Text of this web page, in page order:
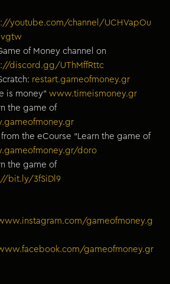
youtube.com/channel/UCHVapOu
of Money channel on
discord.gg/UThMffRttc⁠
⁠restart.gameofmoney.gr⁠
is money”⁠www.timeismoney.gr⁠
the game of
the eCourse “Learn the game of
doro⁠
the game of
bit.ly/3fSiDl9⁠
gameofmoney.g
gameofmoney.gr